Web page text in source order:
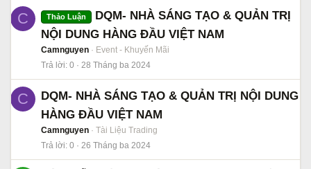
C Thảo Luận
DQM- NHÀ SÁNG TẠO & QUẢN TRỊ
NỘI DUNG HÀNG ĐẦU VIỆT NAM
Camnguyen
Event - Khuyến Mãi
Trả lời 0 28 Tháng ba 2024
C
DQM- NHÀ SÁNG TẠO & QUẢN TRỊ NỘI DUNG
HÀNG ĐẦU VIỆT NAM
Camnguyen
Tài Liệu Trading
Trả lời 0 26 Tháng ba 2024